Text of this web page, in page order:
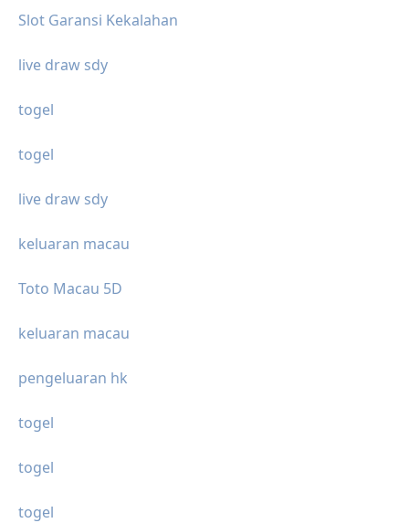
Slot Garansi Kekalahan
live draw sdy
togel
togel
live draw sdy
keluaran macau
Toto Macau 5D
keluaran macau
pengeluaran hk
togel
togel
togel